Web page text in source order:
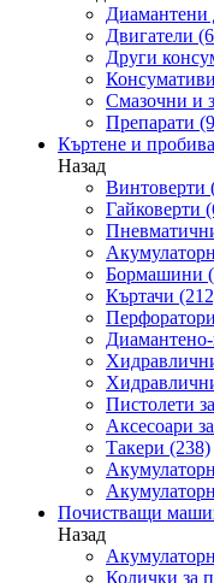
Диамантени
Двигатели
Други
Смазочни и
Препарати
Къртене и
Назад
Винтоверти
Гайковерти
Бормашини
Къртачи
Перфоратори
Пистолети
Аксесоари
Такери (238)
Почистващи
Назад
Колички за